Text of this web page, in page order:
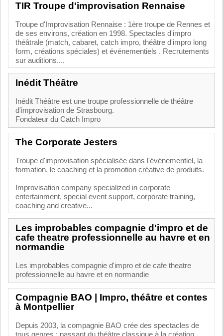
TIR Troupe d'improvisation Rennaise
Troupe d'Improvisation Rennaise : 1ère troupe de Rennes et
de ses environs, création en 1998. Spectacles d'impro
théâtrale (match, cabaret, catch impro, théâtre d'impro long
form, créations spéciales) et événementiels . Recrutements
sur auditions....
Inédit Théâtre
Inédit Théâtre est une troupe professionnelle de théâtre
d'improvisation de Strasbourg.
Fondateur du Catch Impro
The Corporate Jesters
Troupe d'improvisation spécialisée dans l'événementiel, la
formation, le coaching et la promotion créative de produits.
Improvisation company specialized in corporate
entertainment, special event support, corporate training,
coaching and creative...
Les improbables compagnie d'impro et de
cafe theatre professionnelle au havre et en
normandie
Les improbables compagnie d'impro et de cafe theatre
professionnelle au havre et en normandie
Compagnie BAO | Impro, théâtre et contes
à Montpellier
Depuis 2003, la compagnie BAO crée des spectacles de